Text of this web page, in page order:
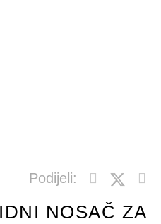
Podijeli:
NOSAČ ZA